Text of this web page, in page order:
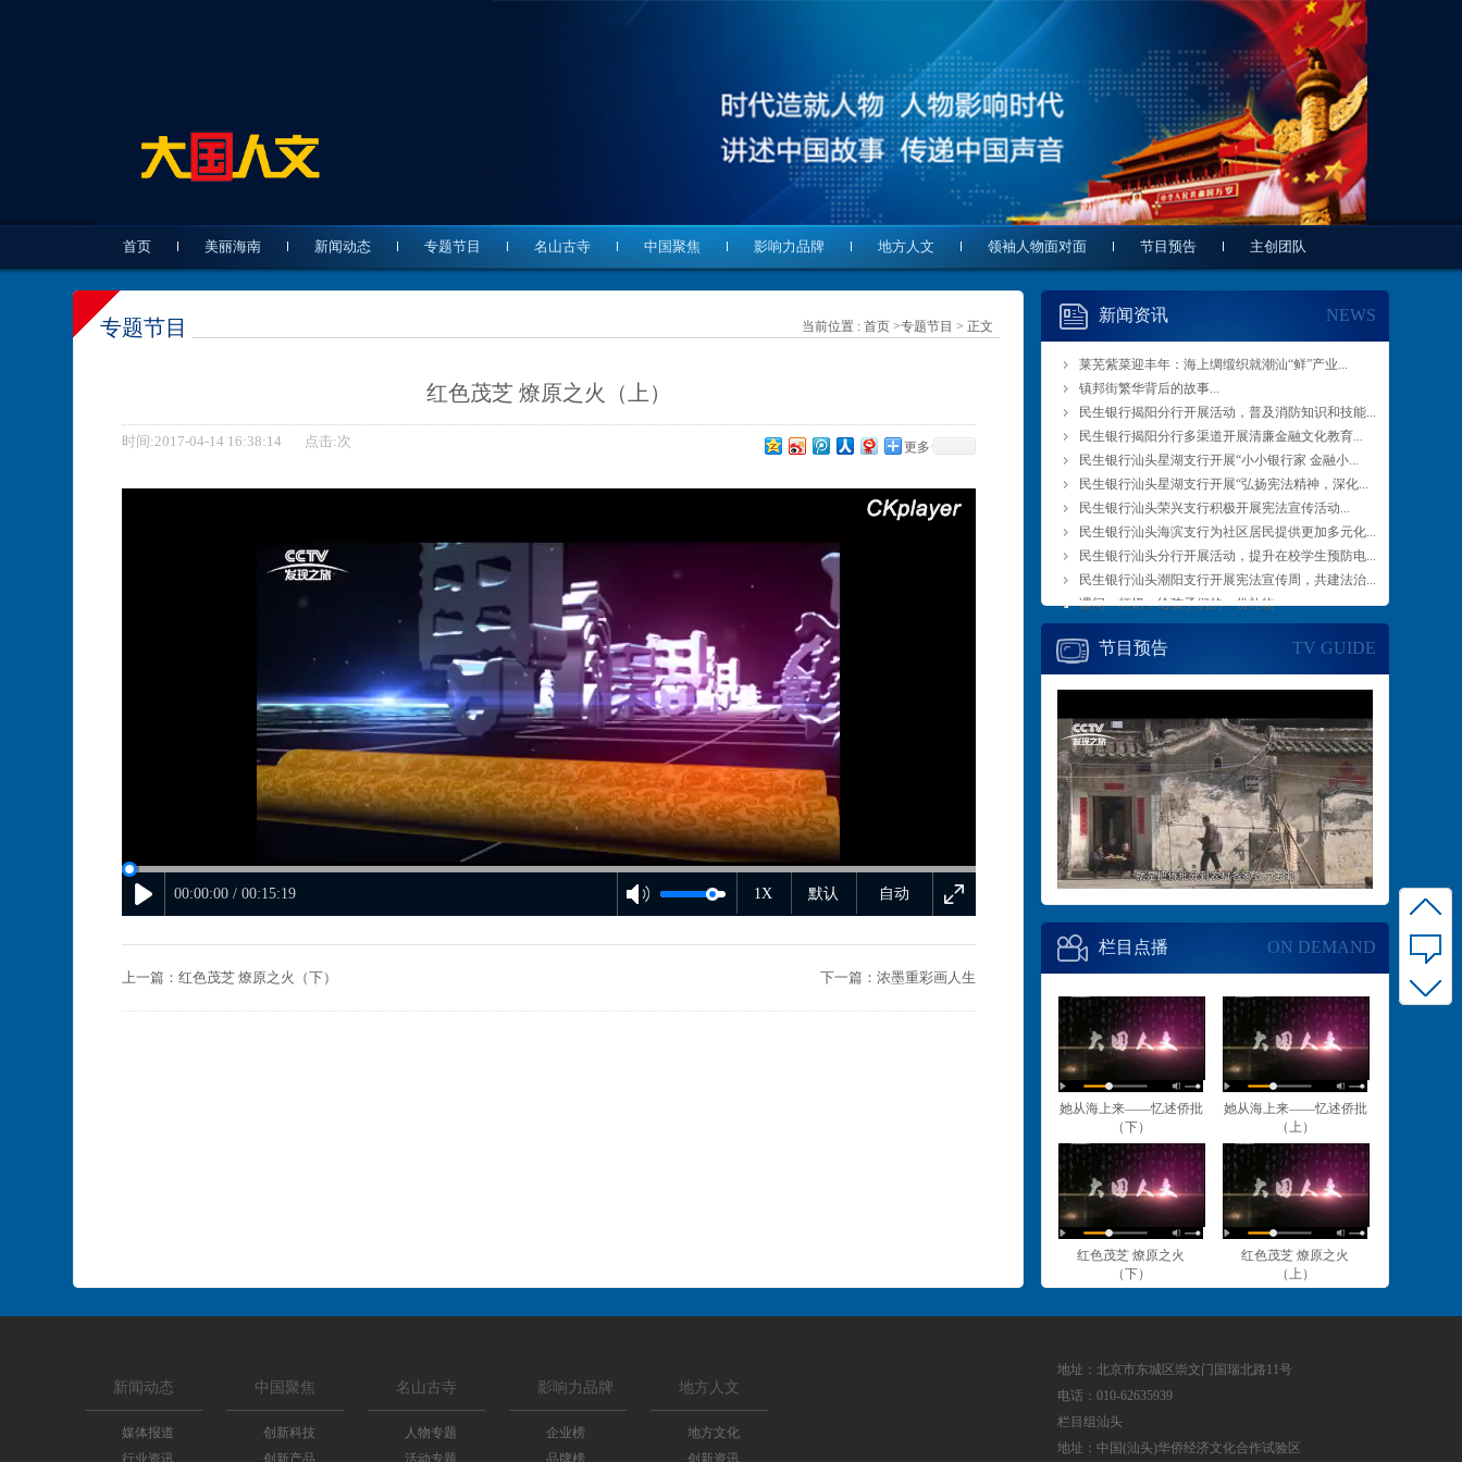
首页 美丽海南 新闻动态 专题节目 名山古寺 中国聚焦 影响力品牌 地方人文 领袖人物面对面 节目预告 主创团队
专题节目 当前位置 : 首页 >专题节目 > 正文
红色茂芝 燎原之火（上）
时间:2017-04-14 16:38:14 点击:次 更多
自动
1X 默认
00:00:00 / 00:15:19
上一篇： 红色茂芝 燎原之火（下） 下一篇： 浓墨重彩画人生
新闻资讯 NEWS
莱芜紫菜迎丰年：海上绸缎织就潮汕“鲜”产业...
镇邦街繁华背后的故事...
民生银行揭阳分行开展活动，普及消防知识和技能...
民生银行揭阳分行多渠道开展清廉金融文化教育...
民生银行汕头星湖支行开展“小小银行家 金融小...
民生银行汕头星湖支行开展“弘扬宪法精神，深化...
民生银行汕头荣兴支行积极开展宪法宣传活动...
民生银行汕头海滨支行为社区居民提供更加多元化...
民生银行汕头分行开展活动，提升在校学生预防电...
民生银行汕头潮阳支行开展宪法宣传周，共建法治...
课间一杯奶，给孩子们的一份礼物
节目预告 TV GUIDE
栏目点播 ON DEMAND
她从海上来——忆述侨批
（下）
她从海上来——忆述侨批
（上）
红色茂芝 燎原之火
（下）
红色茂芝 燎原之火
（上）
新闻动态
媒体报道
行业资讯
中国聚焦
创新科技
创新产品
名山古寺
人物专题
活动专题
影响力品牌
企业榜
品牌榜
地方人文
地方文化
创新资讯
地址：北京市东城区崇文门国瑞北路11号
电话：010-62635939
栏目组汕头
地址：中国(汕头)华侨经济文化合作试验区